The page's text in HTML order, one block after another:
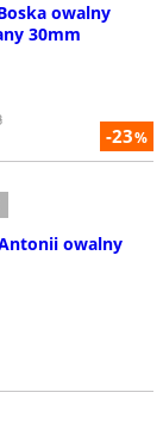
-23%
owalny
30mm
owalny